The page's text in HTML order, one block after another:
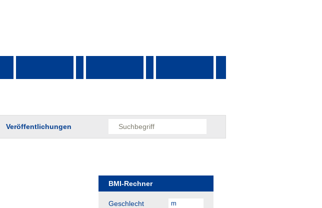
Veröffentlichungen
BMI-Rechner
Geschlecht